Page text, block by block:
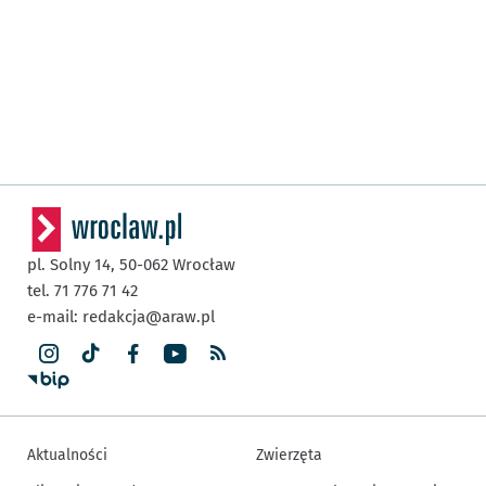
pl. Solny 14, 50-062 Wrocław
tel. 71 776 71 42
e-mail: redakcja@araw.pl
Aktualności
Zwierzęta